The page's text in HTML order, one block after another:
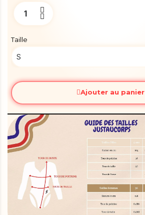
Taille
Ajouter au panier